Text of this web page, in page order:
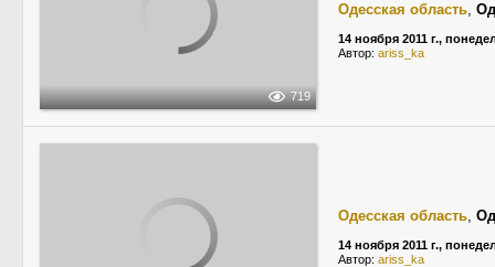
719
Одесская область,
14 ноября 2011 г.,
Автор: ariss_ka
Одесская область,
14 ноября 2011 г.,
Автор: ariss_ka